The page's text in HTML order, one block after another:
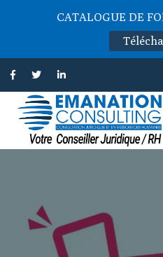
CATALOGUE DE